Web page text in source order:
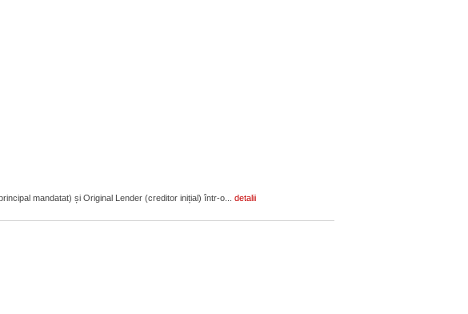
mandatat) și Original Lender (creditor inițial) într-o... detalii